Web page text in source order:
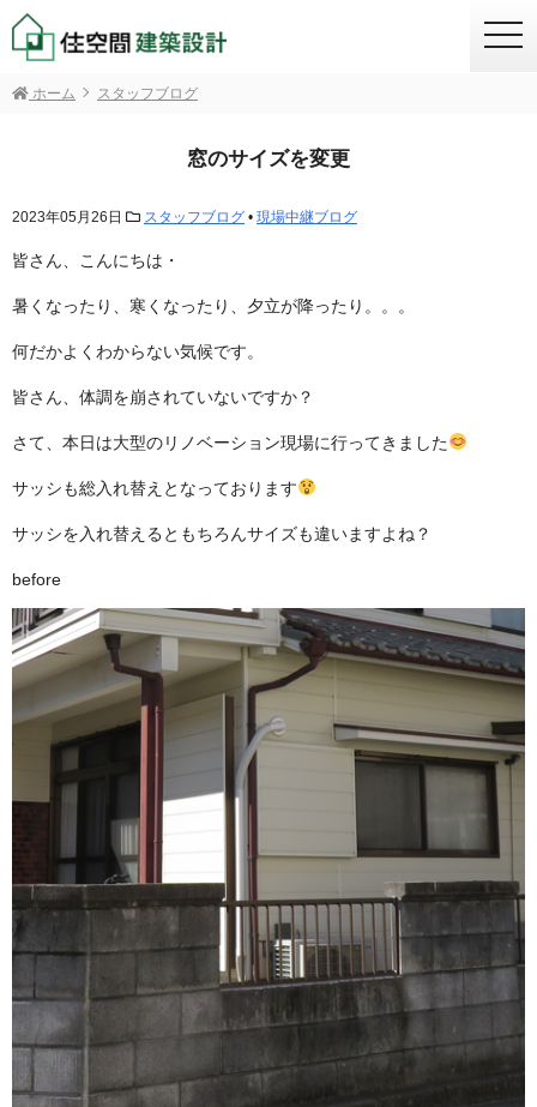
ホーム スタッフブログ
窓のサイズを変更
2023年05月26日 スタッフブログ • 現場中継ブログ
皆さん、こんにちは・
暑くなったり、寒くなったり、夕立が降ったり。。。
何だかよくわからない気候です。
皆さん、体調を崩されていないですか？
さて、本日は大型のリノベーション現場に行ってきました
サッシも総入れ替えとなっております
サッシを入れ替えるともちろんサイズも違いますよね？
before